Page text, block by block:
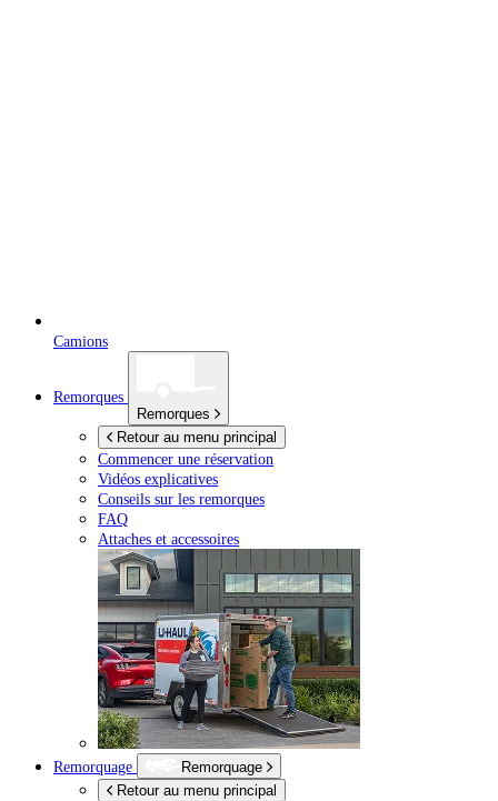
Camions
Remorques
Remorques
Retour au menu principal
Commencer une réservation
Vidéos explicatives
Conseils sur les remorques
FAQ
Attaches et accessoires
Remorquage
Remorquage
Retour au menu principal